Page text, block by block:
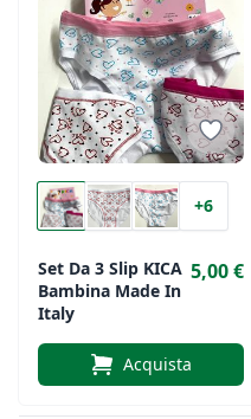
+6
Set Da 3 Slip KICA
Bambina Made In
Italy
5,00 €
Acquista